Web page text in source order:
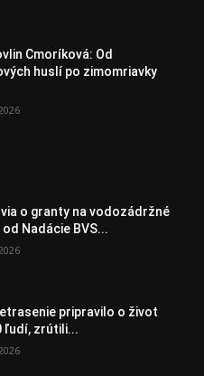
Cmoríková: Od
huslí po zimomriavky
o granty na vodozádržné
Nadácie BVS...
pripravilo o život
ľudí, zrútili...